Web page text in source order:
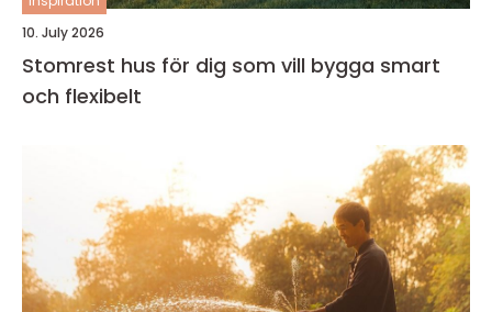
10. July 2026
Stomrest hus för dig som vill bygga smart
och flexibelt